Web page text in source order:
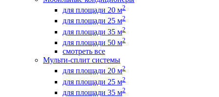
для площади 20 м2
для площади 25 м2
для площади 35 м2
для площади 50 м2
смотреть все
Мульти-сплит системы
для площади 20 м2
для площади 25 м2
для площади 35 м2